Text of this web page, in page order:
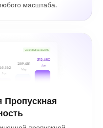
масштаба.
Пропускная